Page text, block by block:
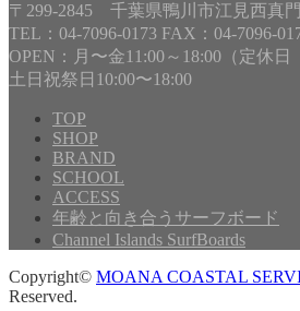
事
を
探
す
〒299-2845 千葉県鴨川市江見西真
TEL：04-7096-0173 FAX：04-7096-
OPEN：月〜金11:00～18:00（定休
土日祝祭日10:00〜18:00
TOP
SHOP
BRAND
SCHOOL
ACCESS
年齢と向き合うサーフボード
Channel Islands SurfBoards
Copyright© MOANA COASTAL
Reserved.